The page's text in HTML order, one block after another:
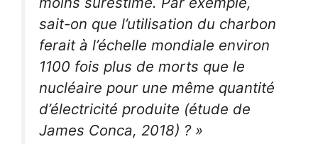
sait-on que l’utilisation du charbon
ferait à l’échelle mondiale environ
1100 fois plus de morts que le
nucléaire pour une même quantité
d’électricité produite (étude de
James Conca, 2018) ? »